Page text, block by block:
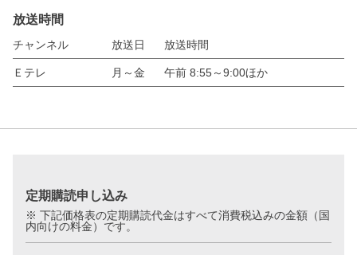
放送時間
チャンネル 放送日 放送時間
Ｅテレ 月～金 午前 8:55～9:00ほか
定期購読申し込み
※ 下記価格表の定期購読代金はすべて消費税込みの金額（国
内向けの料金）です。